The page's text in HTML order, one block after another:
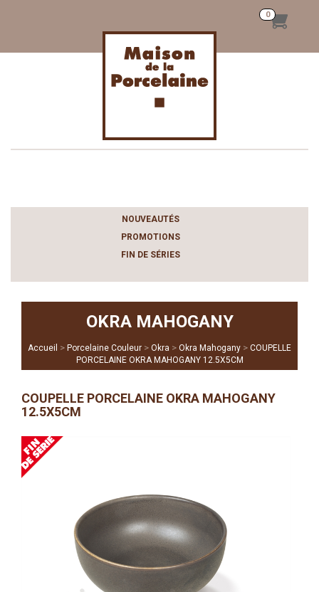
NOUVEAUTÉS
PROMOTIONS
FIN DE SÉRIES
OKRA MAHOGANY
Accueil > Porcelaine Couleur > Okra > Okra Mahogany > COUPELLE
PORCELAINE OKRA MAHOGANY 12.5X5CM
COUPELLE PORCELAINE OKRA MAHOGANY
12.5X5CM